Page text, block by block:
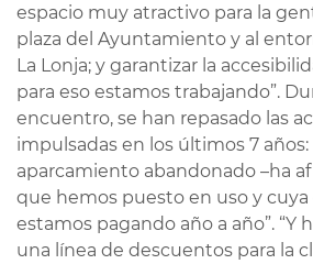
espacio muy atractivo para la
plaza del Ayuntamiento y al
La Lonja; y garantizar la
para eso estamos trabajando”.
encuentro, se han repasado las
impulsadas en los últimos 7
aparcamiento abandonado –ha
que hemos puesto en uso y
estamos pagando año a año”. “Y
una línea de descuentos para la